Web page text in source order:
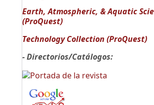
Earth, Atmospheric, & Aquatic
(ProQuest)
Technology Collection (ProQuest)
- Directorios/Catálogos: